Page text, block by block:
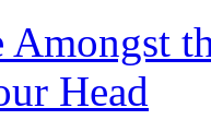
Amongst
Head